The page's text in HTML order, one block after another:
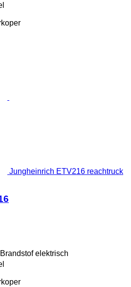
Jungheinrich ETV216 reachtruck
Brandstof elektrisch